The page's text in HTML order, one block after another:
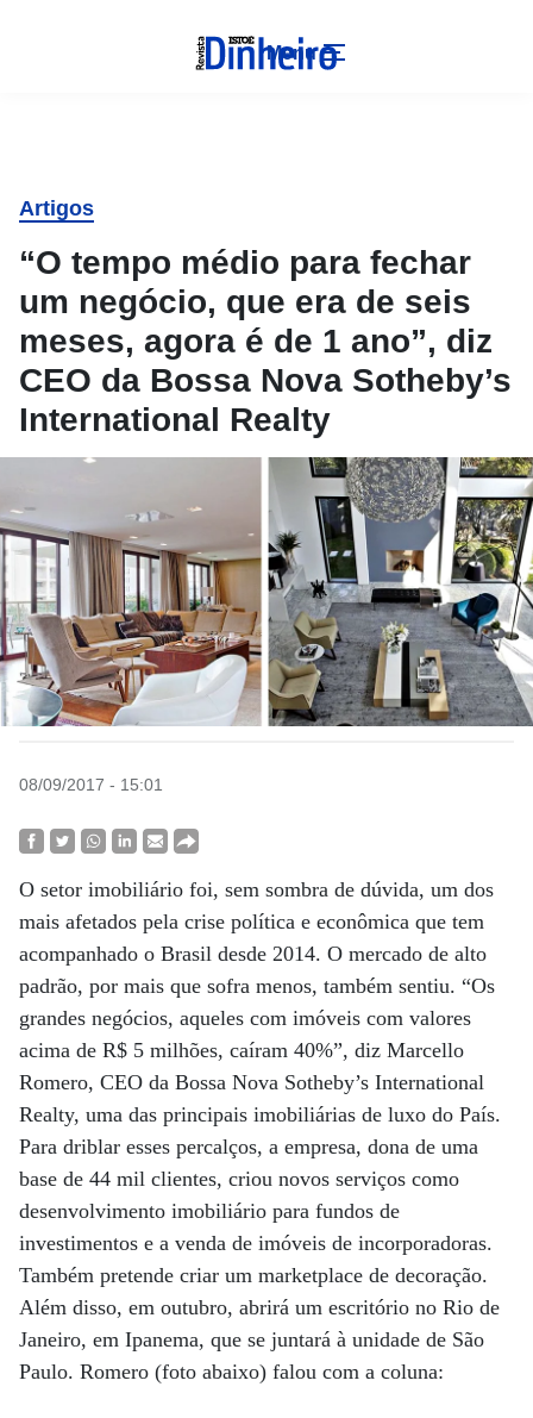
Menu
Artigos
“O tempo médio para fechar
um negócio, que era de seis
meses, agora é de 1 ano”, diz
CEO da Bossa Nova Sotheby’s
International Realty
08/09/2017 - 15:01
O setor imobiliário foi, sem sombra de dúvida, um dos
mais afetados pela crise política e econômica que tem
acompanhado o Brasil desde 2014. O mercado de alto
padrão, por mais que sofra menos, também sentiu. “Os
grandes negócios, aqueles com imóveis com valores
acima de R$ 5 milhões, caíram 40%”, diz Marcello
Romero, CEO da Bossa Nova Sotheby’s International
Realty, uma das principais imobiliárias de luxo do País.
Para driblar esses percalços, a empresa, dona de uma
base de 44 mil clientes, criou novos serviços como
desenvolvimento imobiliário para fundos de
investimentos e a venda de imóveis de incorporadoras.
Também pretende criar um marketplace de decoração.
Além disso, em outubro, abrirá um escritório no Rio de
Janeiro, em Ipanema, que se juntará à unidade de São
Paulo. Romero (foto abaixo) falou com a coluna: